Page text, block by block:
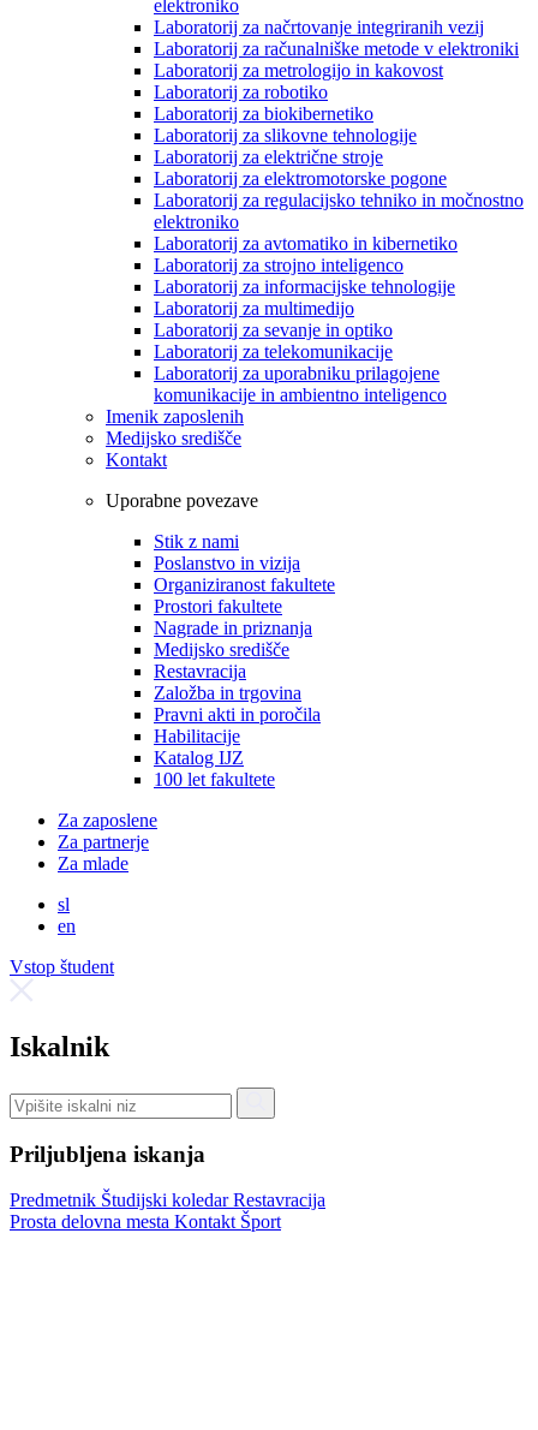
elektroniko
Laboratorij za načrtovanje integriranih vezij
Laboratorij za računalniške metode v elektroniki
Laboratorij za metrologijo in kakovost
Laboratorij za robotiko
Laboratorij za biokibernetiko
Laboratorij za slikovne tehnologije
Laboratorij za električne stroje
Laboratorij za elektromotorske pogone
Laboratorij za regulacijsko tehniko in močnostno
elektroniko
Laboratorij za avtomatiko in kibernetiko
Laboratorij za strojno inteligenco
Laboratorij za informacijske tehnologije
Laboratorij za multimedijo
Laboratorij za sevanje in optiko
Laboratorij za telekomunikacije
Laboratorij za uporabniku prilagojene
komunikacije in ambientno inteligenco
Imenik zaposlenih
Medijsko središče
Kontakt
Uporabne povezave
Stik z nami
Poslanstvo in vizija
Organiziranost fakultete
Prostori fakultete
Nagrade in priznanja
Medijsko središče
Restavracija
Založba in trgovina
Pravni akti in poročila
Habilitacije
Katalog IJZ
100 let fakultete
Za zaposlene
Za partnerje
Za mlade
sl
en
Vstop študent
Iskalnik
Priljubljena iskanja
Predmetnik Študijski koledarRestavracija
Prosta delovna mesta Kontakt Šport